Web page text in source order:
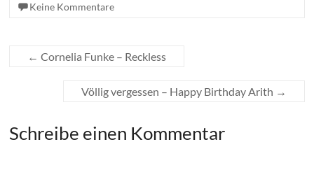
Keine Kommentare
← Cornelia Funke – Reckless
Völlig vergessen – Happy Birthday Arith →
Schreibe einen Kommentar